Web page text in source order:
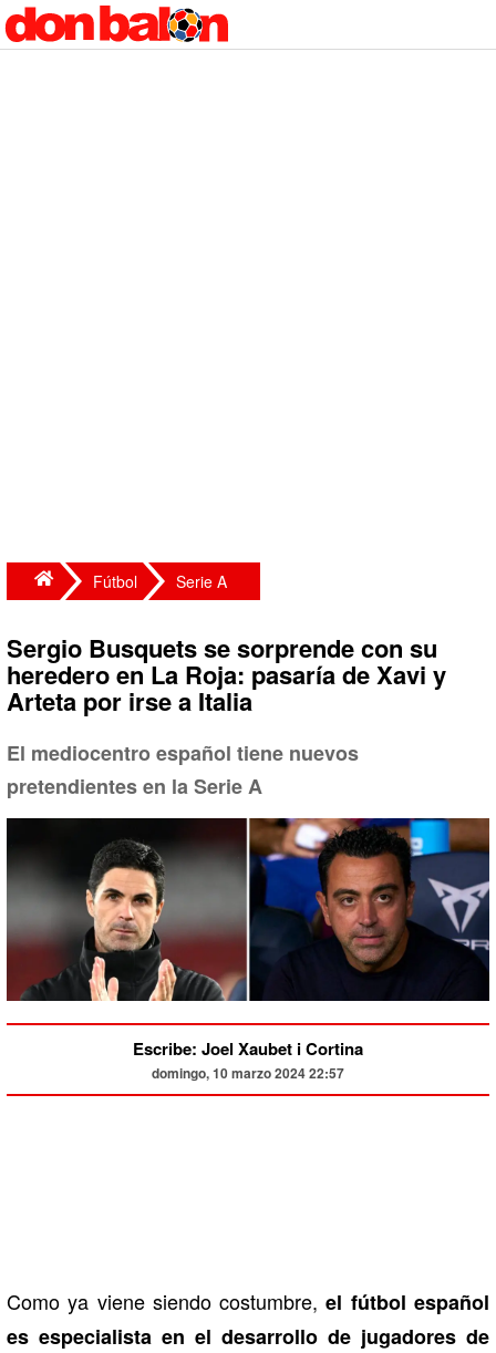
Fútbol Serie A
Sergio Busquets se sorprende con su
heredero en La Roja: pasaría de Xavi y
Arteta por irse a Italia
El mediocentro español tiene nuevos
pretendientes en la Serie A
Escribe: Joel Xaubet i Cortina
domingo, 10 marzo 2024 22:57
Como ya viene siendo costumbre,el fútbol español
es especialista en el desarrollo de jugadores de